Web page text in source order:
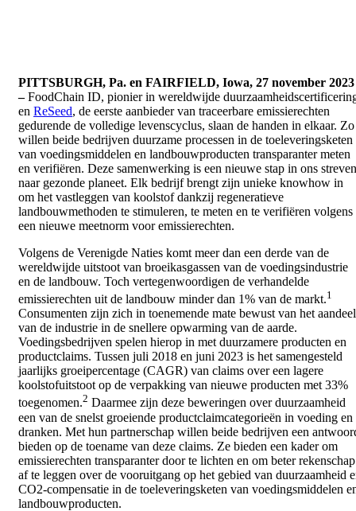
PITTSBURGH, Pa. en FAIRFIELD, Iowa, 27 november 2023
–FoodChain ID, pionier in wereldwijde
en ReSeed, de eerste aanbieder van traceerbare emissierechten
gedurende de volledige levenscyclus, slaan de handen in elkaar. Zo
willen beide bedrijven duurzame processen in de toeleveringsketen
van voedingsmiddelen en landbouwproducten transparanter meten
en verifiëren. Deze samenwerking is een nieuwe stap in ons streven
naar gezonde planeet. Elk bedrijf brengt zijn unieke knowhow in
om het vastleggen van koolstof dankzij regeneratieve
landbouwmethoden te stimuleren, te meten en te verifiëren volgens
een nieuwe meetnorm voor emissierechten.
Volgens de Verenigde Naties komt meer dan een derde van de
wereldwijde uitstoot van broeikasgassen van de voedingsindustrie
en de landbouw. Toch vertegenwoordigen de verhandelde
emissierechten uit de landbouw minder dan 1% van de markt.1
Consumenten zijn zich in toenemende mate bewust van het aandeel
van de industrie in de snellere opwarming van de aarde.
Voedingsbedrijven spelen hierop in met duurzamere producten en
productclaims. Tussen juli 2018 en juni 2023 is het samengesteld
jaarlijks groeipercentage (CAGR) van claims over een lagere
koolstofuitstoot op de verpakking van nieuwe producten met 33%
toegenomen.2 Daarmee zijn deze beweringen over duurzaamheid
een van de snelst groeiende productclaimcategorieën in voeding en
dranken. Met hun partnerschap willen beide bedrijven een
bieden op de toename van deze claims. Ze bieden een kader om
emissierechten transparanter door te lichten en om beter rekenschap
af te leggen over de vooruitgang op het gebied van duurzaamheid
CO2-compensatie in de toeleveringsketen van voedingsmiddelen
landbouwproducten.